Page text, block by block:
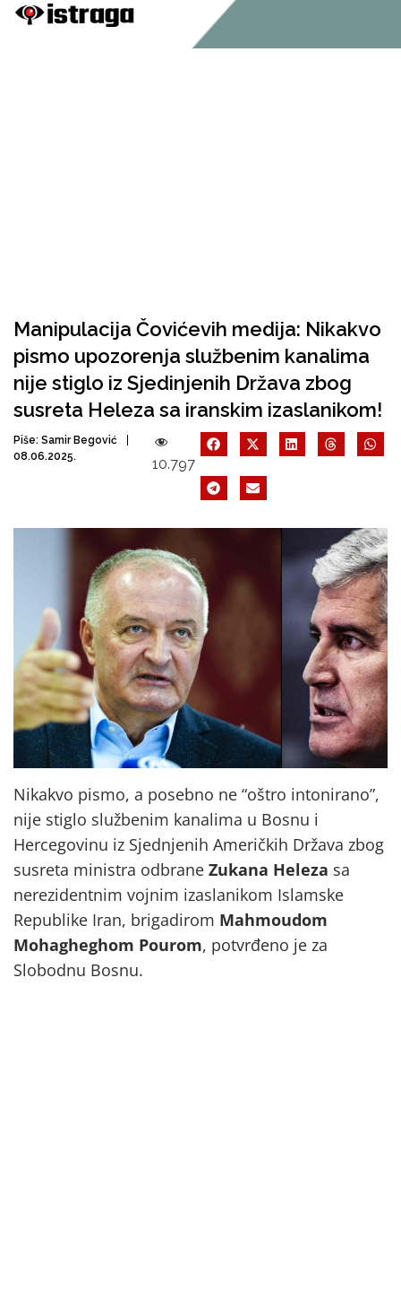
Manipulacija Čovićevih medija: Nikakvo
pismo upozorenja službenim kanalima
nije stiglo iz Sjedinjenih Država zbog
susreta Heleza sa iranskim izaslanikom!
Piše: Samir Begović
08.06.2025.
10.797
Nikakvo pismo, a posebno ne “oštro intonirano”,
nije stiglo službenim kanalima u Bosnu i
Hercegovinu iz Sjednjenih Američkih Država zbog
susreta ministra odbrane Zukana Heleza sa
nerezidentnim vojnim izaslanikom Islamske
Republike Iran, brigadirom Mahmoudom
Mohagheghom Pourom, potvrđeno je za
Slobodnu Bosnu.